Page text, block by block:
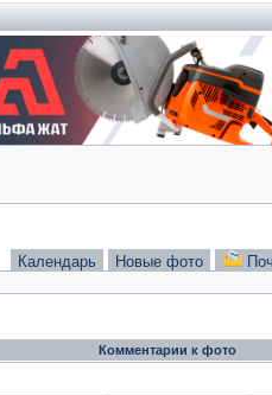
Календарь Новые фото
Комментарии к фото